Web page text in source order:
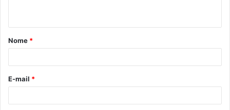
á
r
*
Nome *
E-mail *